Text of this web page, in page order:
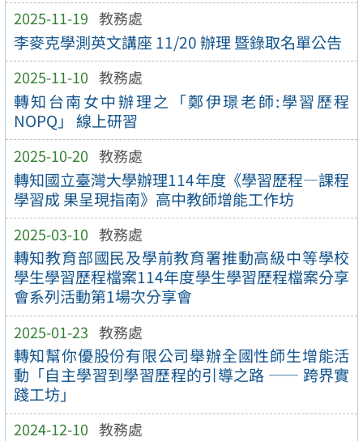
2025-11-19 教務處
李麥克學測英文講座 11/20 辦理 暨錄取名單公告
2025-11-10 教務處
轉知台南女中辦理之「鄭伊璟老師:學習歷程
NOPQ」 線上研習
2025-10-20 教務處
轉知國立臺灣大學辦理114年度《學習歷程—課程
學習成 果呈現指南》高中教師增能工作坊
2025-03-10 教務處
轉知教育部國民及學前教育署推動高級中等學校
學生學習歷程檔案114年度學生學習歷程檔案分享
會系列活動第1場次分享會
2025-01-23 教務處
轉知幫你優股份有限公司舉辦全國性師生增能活
動「自主學習到學習歷程的引導之路 —— 跨界實
踐工坊」
2024-12-10 教務處